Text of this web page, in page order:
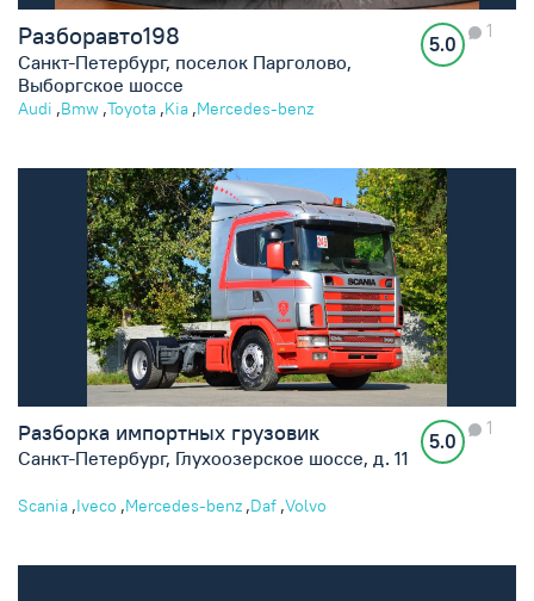
Разборавто198
Санкт-Петербург, поселок Парголово,
Выборгское шоссе
5.0
1
Audi ,Bmw ,Toyota ,Kia ,Mercedes-benz
Разборка импортных грузовик
Санкт-Петербург, Глухоозерское шоссе, д. 11
5.0
1
Scania ,Iveco ,Mercedes-benz ,Daf ,Volvo